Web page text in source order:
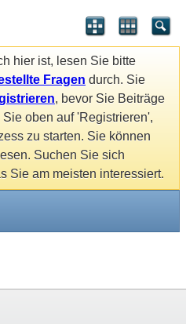
hier ist, lesen Sie bitte
Fragen durch. Sie
, bevor Sie Beiträge
oben auf 'Registrieren',
zu starten. Sie können
Suchen Sie sich
Sie am meisten interessiert.